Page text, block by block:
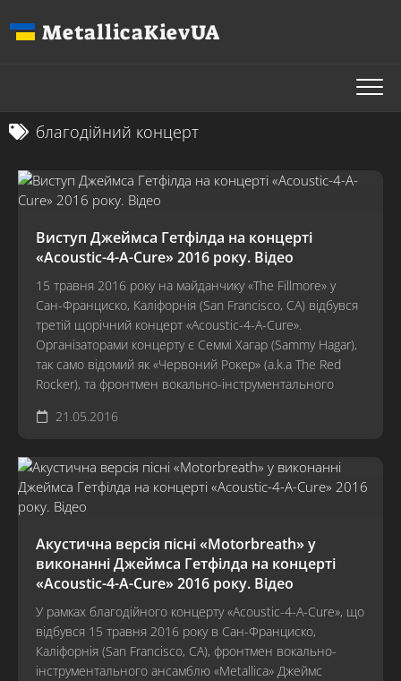
до
MetallicaKievUA
благодійний концерт
Виступ Джеймса Гетфілда на концерті
«Acoustic-4-A-Cure» 2016 року. Відео
15 травня 2016 року на майданчику «The Fillmore» у
Сан-Франциско, Каліфорнія (San Francisco, CA) відбувся
третій щорічний концерт «Acoustic-4-A-Cure».
Організаторами концерту є Семмі Хагар (Sammy Hagar),
так само відомий як «Червоний Рокер» (a.k.a The Red
Rocker), та фронтмен вокально-інструментального
21.05.2016
Акустична версія пісні «Motorbreath» у
виконанні Джеймса Гетфілда на концерті
«Acoustic-4-A-Cure» 2016 року. Відео
У рамках благодійного концерту «Acoustic-4-A-Cure», що
відбувся 15 травня 2016 року в Сан-Франциско,
Каліфорнія (San Francisco, CA), фронтмен вокально-
інструментального ансамблю «Metallica» Джеймс